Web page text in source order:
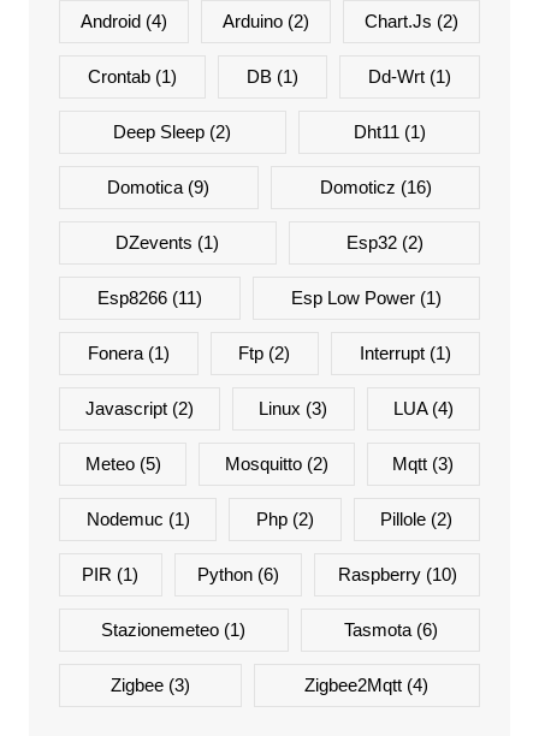
Android(4) Arduino (2) Chart.js (2)
Crontab(1) DB (1) Dd-Wrt (1)
Deep Sleep (2) Dht11 (1)
Domotica (9) Domoticz (16)
DZevents (1) Esp32(2)
Esp8266(11) Esp Low Power (1)
Fonera(1) Ftp (2) Interrupt (1)
Javascript (2) Linux (3) LUA(4)
Meteo(5) Mosquitto(2) Mqtt (3)
Nodemuc (1) Php(2) Pillole (2)
PIR (1) Python(6) Raspberry(10)
Stazionemeteo (1) Tasmota(6)
Zigbee(3) Zigbee2Mqtt (4)